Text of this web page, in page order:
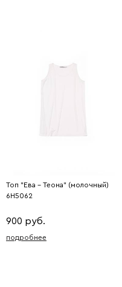
Топ "Ева - Теона" (молочный)
6H5062
900 руб.
подробнее